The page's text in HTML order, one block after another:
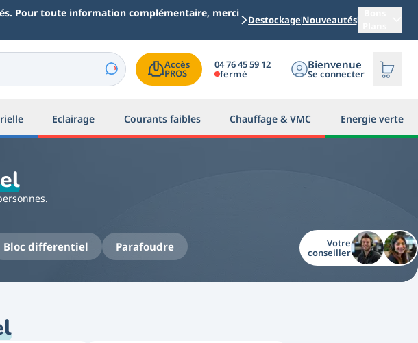
Pour toute information complémentaire, merci
DestockageNouveautés
Accès
PROS
04 76 45 59 12
fermé
Bienvenue
Se connecter
Eclairage Courants faibles Chauffage & VMC Energie verte
différentiel à courant résiduel (ou ddr), il peut être intégré
en monophasé ainsi qu'en triphasé.
torique chargé de détecter une différence de courant
Bloc differentiel Parafoudre Votre
conseiller